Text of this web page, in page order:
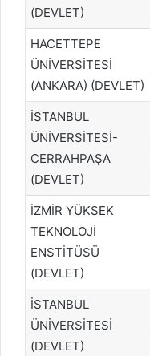
(DEVLET)
HACETTEPE
ÜNİVERSİTESİ
(ANKARA) (DEVLET)
İSTANBUL
ÜNİVERSİTESİ-
CERRAHPAŞA
(DEVLET)
İZMİR YÜKSEK
TEKNOLOJİ
ENSTİTÜSÜ
(DEVLET)
İSTANBUL
ÜNİVERSİTESİ
(DEVLET)